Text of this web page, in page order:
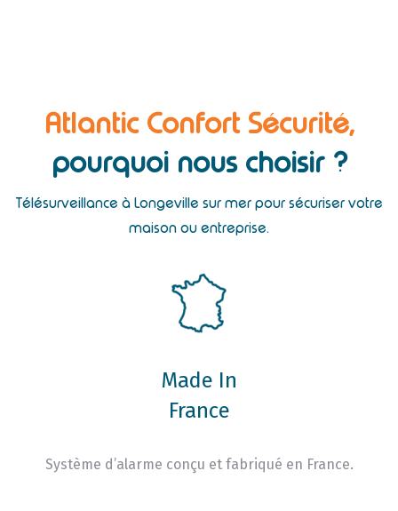
Atlantic Confort Sécurité,
pourquoi nous choisir ?
Télésurveillance à Longeville sur mer pour sécuriser votre
maison ou entreprise.
Made In
France
Système d’alarme conçu et fabriqué en France.